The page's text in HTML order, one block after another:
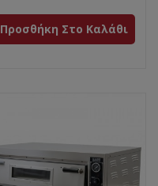
Προσθήκη Στο Καλάθι